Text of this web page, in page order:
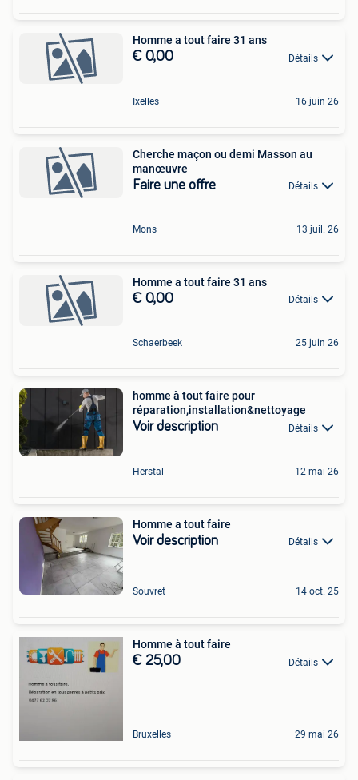
Homme a tout faire 31 ans
€ 0,00 Détails
Ixelles 16 juin 26
Cherche maçon ou demi Masson au
manœuvre
Faire une offre Détails
Mons 13 juil. 26
Homme a tout faire 31 ans
€ 0,00 Détails
Schaerbeek 25 juin 26
homme à tout faire pour
réparation,installation&nettoyage
Voir description Détails
Herstal 12 mai 26
Homme a tout faire
Voir description Détails
Souvret 14 oct. 25
Homme à tout faire
€ 25,00 Détails
Bruxelles 29 mai 26